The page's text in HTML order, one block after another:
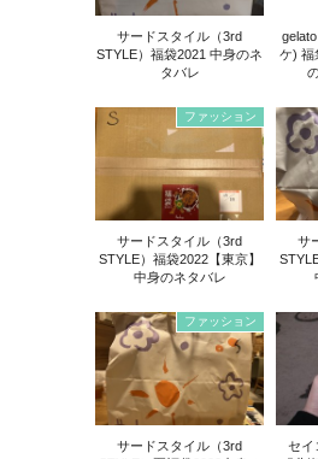
サードスタイル（3rd
STYLE）福袋2021 中身のネ
タバレ
ケ) 福
ファッション
サードスタイル（3rd
STYLE）福袋2022【東京】
中身のネタバレ
サ
ファッション
サードスタイル（3rd
セイ